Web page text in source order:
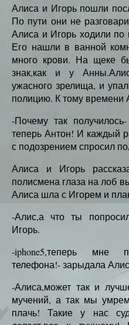
Алиса и Игорь пошли
По пути они не
Алиса и Игорь ходили по
Его нашли в ванной
много крови. На щеке
знак,как и у
ужасного зрелища, и
полицию. К тому времени
-Почему так
теперь Антон! И каждый
с подозрением спросил
Алиса и Игорь
полисмена глаза на лоб
Алиса шла с Игорем и
-Алис,а что ты
Игорь.
-iphone5,теперь мне
телефона!- зарыдала
-Алиса,может так и
мучений, а так мы
плачь! Такие у нас